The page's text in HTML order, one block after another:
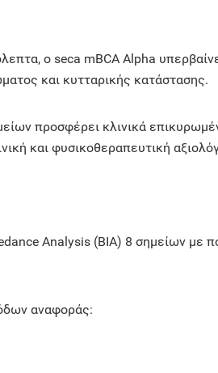
ο seca mBCA Alpha
και κυτταρικής κατάστασης.
προσφέρει κλινικά
και φυσικοθεραπευτική
Analysis (BIA) 8 σημείων με
αναφοράς: